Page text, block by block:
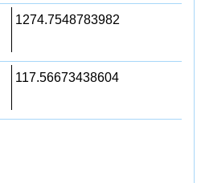
1274.7548783982
117.56673438604